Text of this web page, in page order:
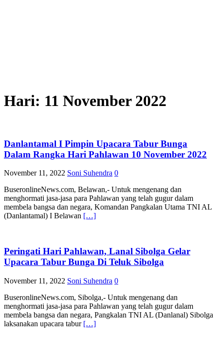
Hari: 11 November 2022
Danlantamal I Pimpin Upacara Tabur Bunga
Dalam Rangka Hari Pahlawan 10 November 2022
November 11, 2022 Soni Suhendra 0
BuseronlineNews.com, Belawan,- Untuk mengenang dan
menghormati jasa-jasa para Pahlawan yang telah gugur dalam
membela bangsa dan negara, Komandan Pangkalan Utama TNI AL
(Danlantamal) I Belawan […]
Peringati Hari Pahlawan, Lanal Sibolga Gelar
Upacara Tabur Bunga Di Teluk Sibolga
November 11, 2022 Soni Suhendra 0
BuseronlineNews.com, Sibolga,- Untuk mengenang dan
menghormati jasa-jasa para Pahlawan yang telah gugur dalam
membela bangsa dan negara, Pangkalan TNI AL (Danlanal) Sibolga
laksanakan upacara tabur […]